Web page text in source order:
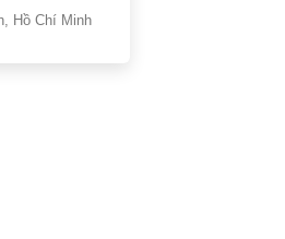
Hồ Chí Minh